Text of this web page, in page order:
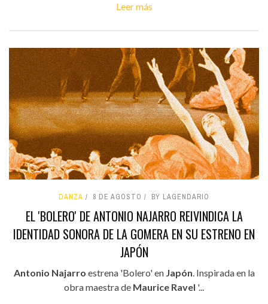
Leer más
DANZA 8 DE AGOSTO BY LAGENDARIO
EL 'BOLERO' DE ANTONIO NAJARRO REIVINDICA LA
IDENTIDAD SONORA DE LA GOMERA EN SU ESTRENO EN
JAPÓN
Antonio Najarro estrena 'Bolero' en Japón . Inspirada en la
obra maestra de Maurice Ravel '...